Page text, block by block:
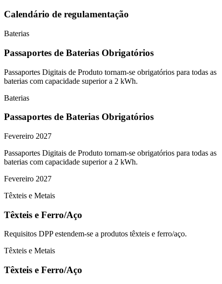
Calendário de regulamentação
Baterias
Passaportes de Baterias Obrigatórios
Passaportes Digitais de Produto tornam-se obrigatórios para todas as
baterias com capacidade superior a 2 kWh.
Baterias
Passaportes de Baterias Obrigatórios
Fevereiro 2027
Passaportes Digitais de Produto tornam-se obrigatórios para todas as
baterias com capacidade superior a 2 kWh.
Fevereiro 2027
Têxteis e Metais
Têxteis e Ferro/Aço
Requisitos DPP estendem-se a produtos têxteis e ferro/aço.
Têxteis e Metais
Têxteis e Ferro/Aço